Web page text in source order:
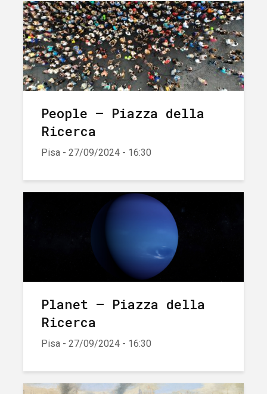
People – Piazza della
Ricerca
Pisa - 27/09/2024 - 16:30
Planet – Piazza della
Ricerca
Pisa - 27/09/2024 - 16:30